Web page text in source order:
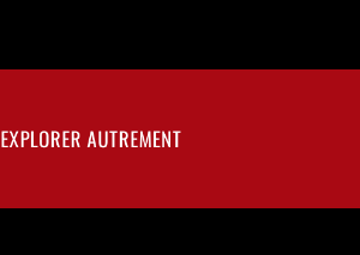
EXPLORER AUTREMENT